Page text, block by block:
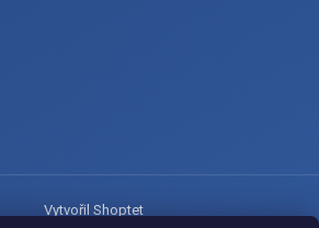
Vytvořil Shoptet